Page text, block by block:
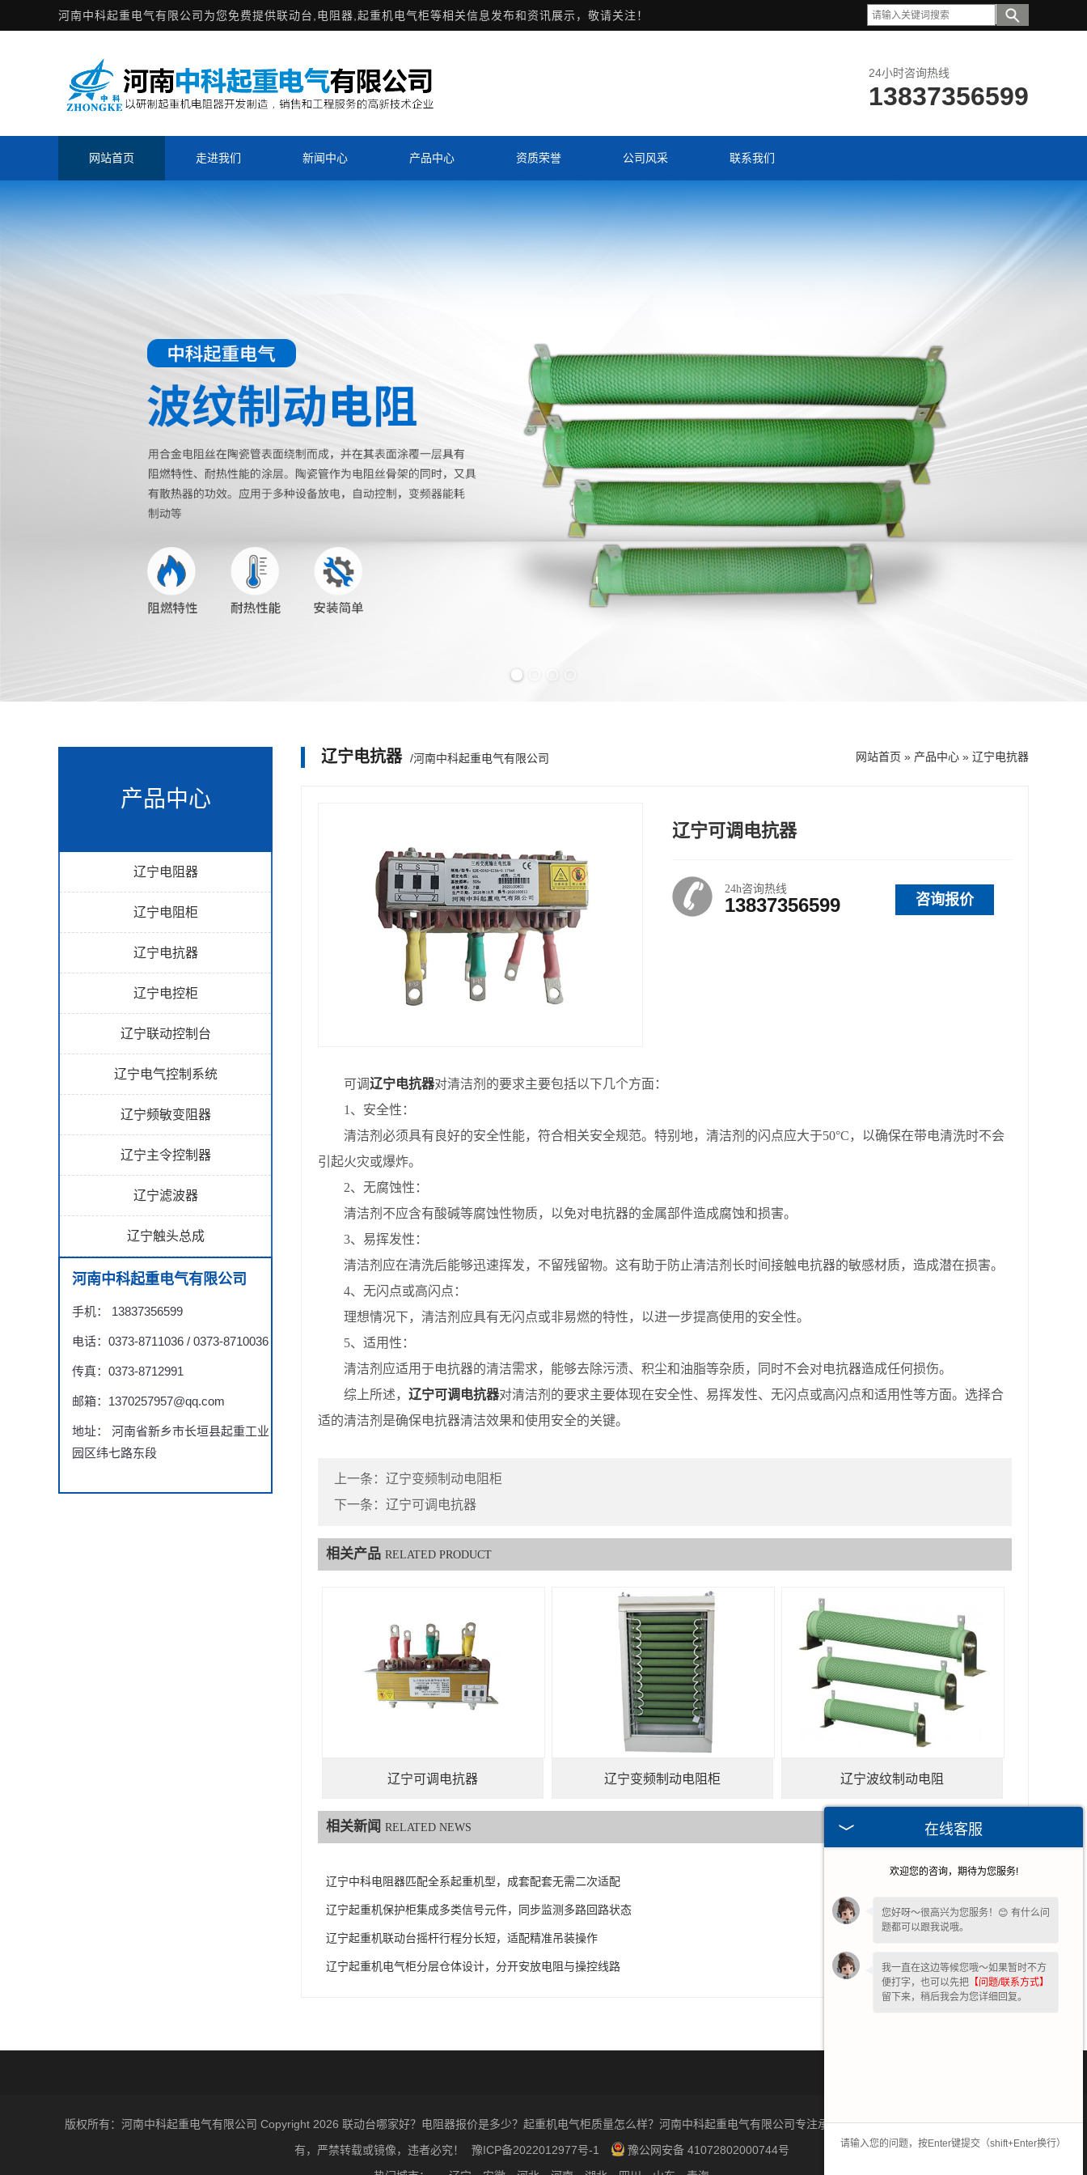
河南中科起重电气有限公司为您免费提供联动台 ,电阻器,起重机电气柜等相关信息发布和资讯展示，敬请关注！
24小时咨询热线
13837356599
网站首页 走进我们 新闻中心 产品中心 资质荣誉 公司风采 联系我们
产品中心
辽宁电阻器
辽宁电阻柜
辽宁电抗器
辽宁电控柜
辽宁联动控制台
辽宁电气控制系统
辽宁频敏变阻器
辽宁主令控制器
辽宁滤波器
辽宁触头总成
河南中科起重电气有限公司
手机： 13837356599
电话：0373-8711036 / 0373-8710036
传真：0373-8712991
邮箱：1370257957@qq.com
地址： 河南省新乡市长垣县起重工业
园区纬七路东段
辽宁电抗器 /河南中科起重电气有限公司 网站首页 » 产品中心 » 辽宁电抗器
辽宁可调电抗器
咨询报价
24h咨询热线
13837356599
可调辽宁电抗器对清洁剂的要求主要包括以下几个方面：
1、安全性：
清洁剂必须具有良好的安全性能，符合相关安全规范。特别地，清洁剂的闪点应大于50°C，以确保在带电清洗时不会
引起火灾或爆炸。
2、无腐蚀性：
清洁剂不应含有酸碱等腐蚀性物质，以免对电抗器的金属部件造成腐蚀和损害。
3、易挥发性：
清洁剂应在清洗后能够迅速挥发，不留残留物。这有助于防止清洁剂长时间接触电抗器的敏感材质，造成潜在损害。
4、无闪点或高闪点：
理想情况下，清洁剂应具有无闪点或非易燃的特性，以进一步提高使用的安全性。
5、适用性：
清洁剂应适用于电抗器的清洁需求，能够去除污渍、积尘和油脂等杂质，同时不会对电抗器造成任何损伤。
综上所述， 辽宁可调电抗器对清洁剂的要求主要体现在安全性、易挥发性、无闪点或高闪点和适用性等方面。选择合
适的清洁剂是确保电抗器清洁效果和使用安全的关键。
上一条： 辽宁变频制动电阻柜
下一条： 辽宁可调电抗器
相关产品 RELATED PRODUCT
辽宁可调电抗器 辽宁变频制动电阻柜 辽宁波纹制动电阻
相关新闻 RELATED NEWS
辽宁中科电阻器匹配全系起重机型，成套配套无需二次适配
辽宁起重机保护柜集成多类信号元件，同步监测多路回路状态 2026-07-29
辽宁起重机联动台摇杆行程分长短，适配精准吊装操作
辽宁起重机电气柜分层仓体设计，分开安放电阻与操控线路 2026-07-15
版权所有：河南中科起重电气有限公司 Copyright 2026 联动台哪家好？电阻器报价是多少？起重机电气柜质量怎么样？河南中科起重电气有限公司专注承接联动台,电阻器,起重机电气柜. 版权所
有，严禁转载或镜像，违者必究！
豫ICP备2022012977号-1
豫公网安备 41072802000744号
在线客服
欢迎您的咨询，期待为您服务!
您好呀～很高兴为您服务！😊 有什么问
题都可以跟我说哦。
我一直在这边等候您哦～如果暂时不方
便打字，也可以先把 【问题/联系方式】
留下来，稍后我会为您详细回复。